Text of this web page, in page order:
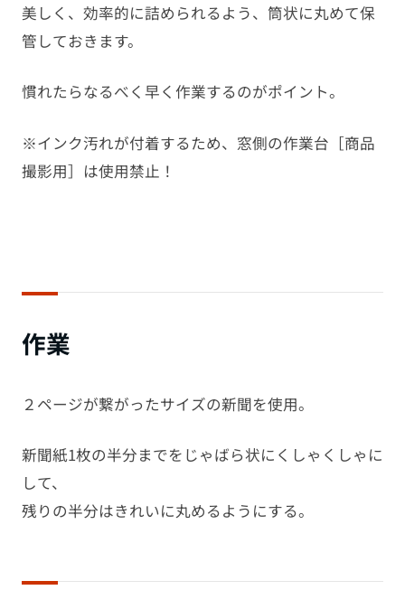
美しく、効率的に詰められるよう、筒状に丸めて保
管しておきます。
慣れたらなるべく早く作業するのがポイント。
※インク汚れが付着するため、窓側の作業台［商品
撮影用］は使用禁止！
作業
２ページが繋がったサイズの新聞を使用。
新聞紙1枚の半分までをじゃばら状にくしゃくしゃに
して、
残りの半分はきれいに丸めるようにする。